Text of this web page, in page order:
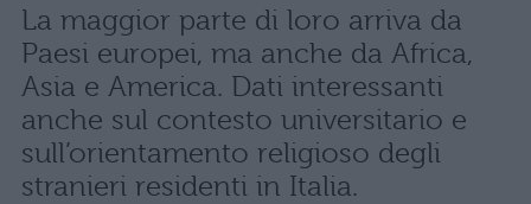
La maggior parte di loro arriva da
Paesi europei, ma anche da Africa,
Asia e America. Dati interessanti
anche sul contesto universitario e
sull’orientamento religioso degli
stranieri residenti in Italia.